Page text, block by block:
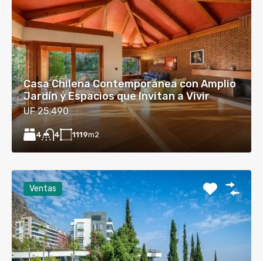
Casa Chilena Contemporánea con Amplio
Jardín y Espacios que Invitan a Vivir
UF 25.490
4 4 1119m2
Ventas